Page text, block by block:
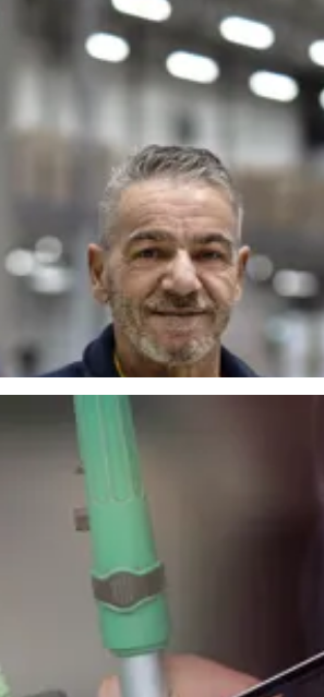
lösning för säsongsvaror där timing och